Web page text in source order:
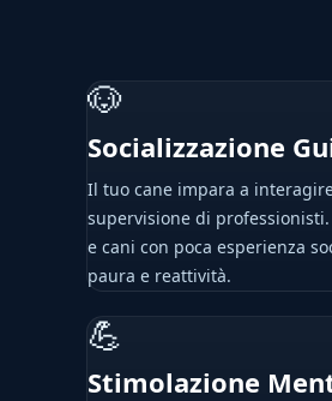
🐶
Socializzazione
Il tuo cane impara a
supervisione di
e cani con poca esperienza
paura e reattività.
💪
Stimolazione